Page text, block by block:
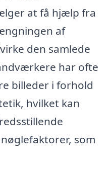
at få hjælp fra
af
den samlede
har ofte
billeder i forhold
hvilket kan
som